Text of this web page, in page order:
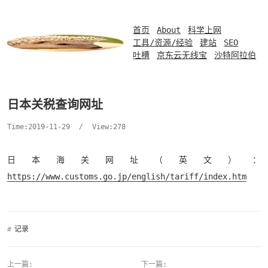
首页 About
科学上网
工具/资源/经验
建站
SEO
吐槽
京东云无线宝 沙特阿拉伯
日本关税查询网址
Time:2019-11-29 / View:278
日本海关网址（英文）：
https://www.customs.go.jp/english/tariff/index.htm
# 记录
上一篇: 下一篇: